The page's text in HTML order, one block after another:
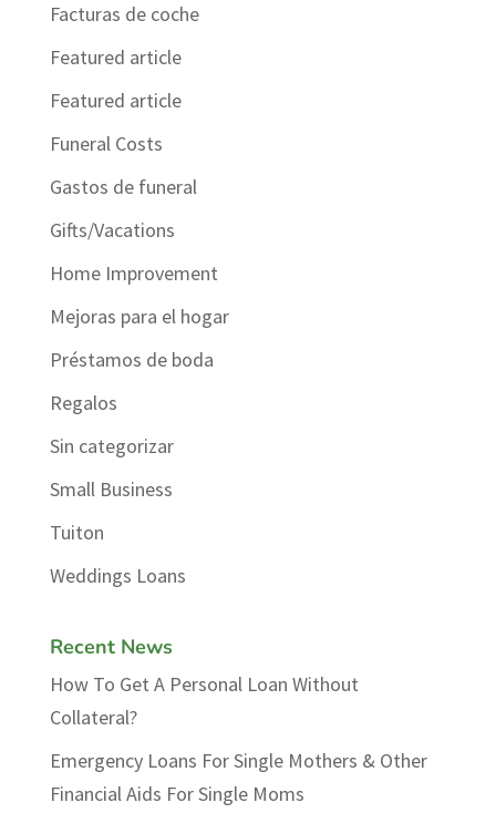
Facturas de coche
Featured article
Featured article
Funeral Costs
Gastos de funeral
Gifts/Vacations
Home Improvement
Mejoras para el hogar
Préstamos de boda
Regalos
Sin categorizar
Small Business
Tuiton
Weddings Loans
Recent News
How To Get A Personal Loan Without
Collateral?
Emergency Loans For Single Mothers & Other
Financial Aids For Single Moms